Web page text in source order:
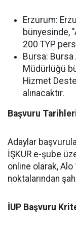
Erzurum:
bünyesinde,
200 TYP
Bursa: Bursa
Müdürlüğü
Hizmet
alınacaktır.
Başvuru
Adaylar
İŞKUR e-şube
online olarak, Alo
noktalarından
İUP Başvuru